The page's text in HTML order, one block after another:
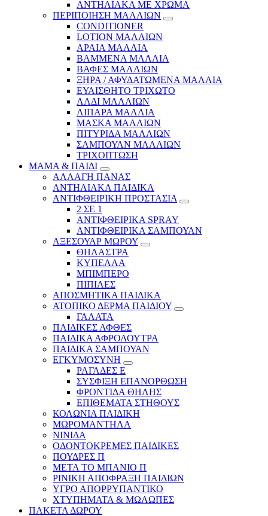
ΑΝΤΗΛΙΑΚΑ ΜΕ ΧΡΩΜΑ
ΠΕΡΙΠΟΙΗΣΗ ΜΑΛΛΙΩΝ
CONDITIONER
LOTION ΜΑΛΛΙΩΝ
ΑΡΑΙΑ ΜΑΛΛΙΑ
ΒΑΜΜΕΝΑ ΜΑΛΛΙΑ
ΒΑΦΕΣ ΜΑΛΛΙΩΝ
ΞΗΡΑ / ΑΦΥΔΑΤΩΜΕΝΑ ΜΑΛΛΙΑ
ΕΥΑΙΣΘΗΤΟ ΤΡΙΧΩΤΟ
ΛΑΔΙ ΜΑΛΛΙΩΝ
ΛΙΠΑΡΑ ΜΑΛΛΙΑ
ΜΑΣΚΑ ΜΑΛΛΙΩΝ
ΠΙΤΥΡΙΔΑ ΜΑΛΛΙΩΝ
ΣΑΜΠΟΥΑΝ ΜΑΛΛΙΩΝ
ΤΡΙΧΟΠΤΩΣΗ
ΜΑΜΑ & ΠΑΙΔΙ
ΑΛΛΑΓΗ ΠΑΝΑΣ
ΑΝΤΗΛΙΑΚΑ ΠΑΙΔΙΚΑ
ΑΝΤΙΦΘΕΙΡΙΚΗ ΠΡΟΣΤΑΣΙΑ
2 ΣΕ 1
ΑΝΤΙΦΘΕΙΡΙΚΑ SPRAY
ΑΝΤΙΦΘΕΙΡΙΚΑ ΣΑΜΠΟΥΑΝ
ΑΞΕΣΟΥΑΡ ΜΩΡΟΥ
ΘΗΛΑΣΤΡΑ
ΚΥΠΕΛΛΑ
ΜΠΙΜΠΕΡΟ
ΠΙΠΙΛΕΣ
ΑΠΟΣΜΗΤΙΚΑ ΠΑΙΔΙΚΑ
ΑΤΟΠΙΚΟ ΔΕΡΜΑ ΠΑΙΔΙΟΥ
ΓΑΛΑΤΑ
ΠΑΙΔΙΚΕΣ ΑΦΘΕΣ
ΠΑΙΔΙΚΑ ΑΦΡΟΛΟΥΤΡΑ
ΠΑΙΔΙΚΑ ΣΑΜΠΟΥΑΝ
ΕΓΚΥΜΟΣΥΝΗ
ΡΑΓΑΔΕΣ Ε
ΣΥΣΦΙΞΗ ΕΠΑΝΟΡΘΩΣΗ
ΦΡΟΝΤΙΔΑ ΘΗΛΗΣ
ΕΠΙΘΕΜΑΤΑ ΣΤΗΘΟΥΣ
ΚΟΛΩΝΙΑ ΠΑΙΔΙΚΗ
ΜΩΡΟΜΑΝΤΗΛΑ
ΝΙΝΙΔΑ
ΟΔΟΝΤΟΚΡΕΜΕΣ ΠΑΙΔΙΚΕΣ
ΠΟΥΔΡΕΣ Π
ΜΕΤΑ ΤΟ ΜΠΑΝΙΟ Π
ΡΙΝΙΚΗ ΑΠΟΦΡΑΞΗ ΠΑΙΔΙΩΝ
ΥΓΡΟ ΑΠΟΡΡΥΠΑΝΤΙΚΟ
ΧΤΥΠΗΜΑΤΑ & ΜΩΛΩΠΕΣ
ΠΑΚΕΤΑ ΔΩΡΟΥ